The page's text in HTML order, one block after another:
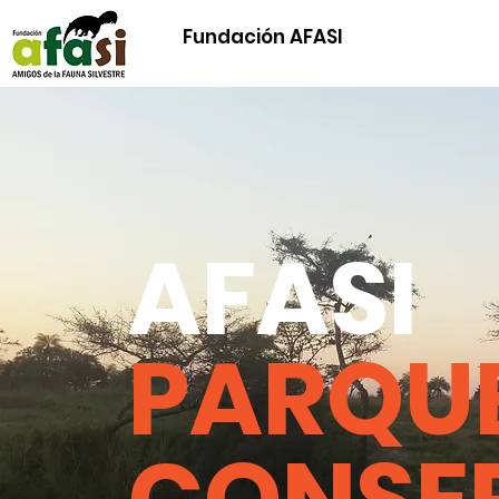
Fundación AFASI
AFASI